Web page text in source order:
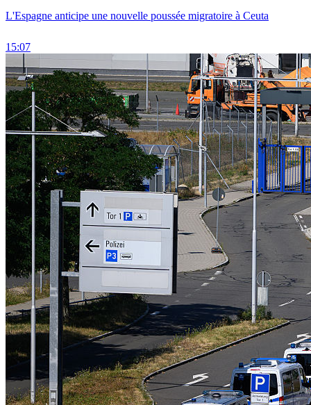
L'Espagne anticipe une nouvelle poussée migratoire à Ceuta
15:07